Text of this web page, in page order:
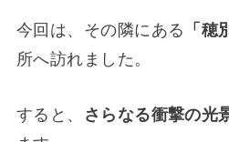
今回は、その隣にある 「穂
所へ訪れました。
すると、 さらなる衝撃の光